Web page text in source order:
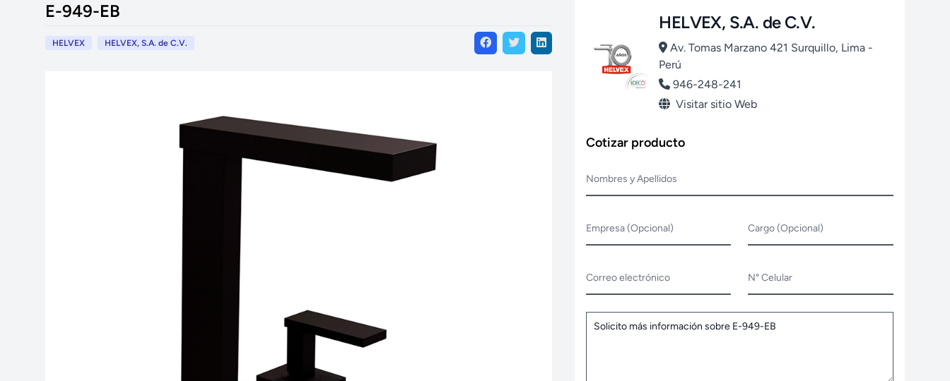
E-949-EB
HELVEX HELVEX, S.A. de C.V.
HELVEX, S.A. de C.V.
Av. Tomas Marzano 421 Surquillo, Lima -
Perú
946-248-241
Visitar sitio Web
Cotizar producto
Nombres y Apellidos
Empresa (Opcional) Cargo (Opcional)
Correo electrónico N° Celular